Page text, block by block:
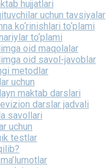
hujjatlari
uchun tavsiyalar
ko‘rinishlari to‘plami
to‘plami
oid maqolalar
oid savol-javoblar
metodlar
uchun
maktab darslari
darslar jadvali
savollari
uchun
testlar